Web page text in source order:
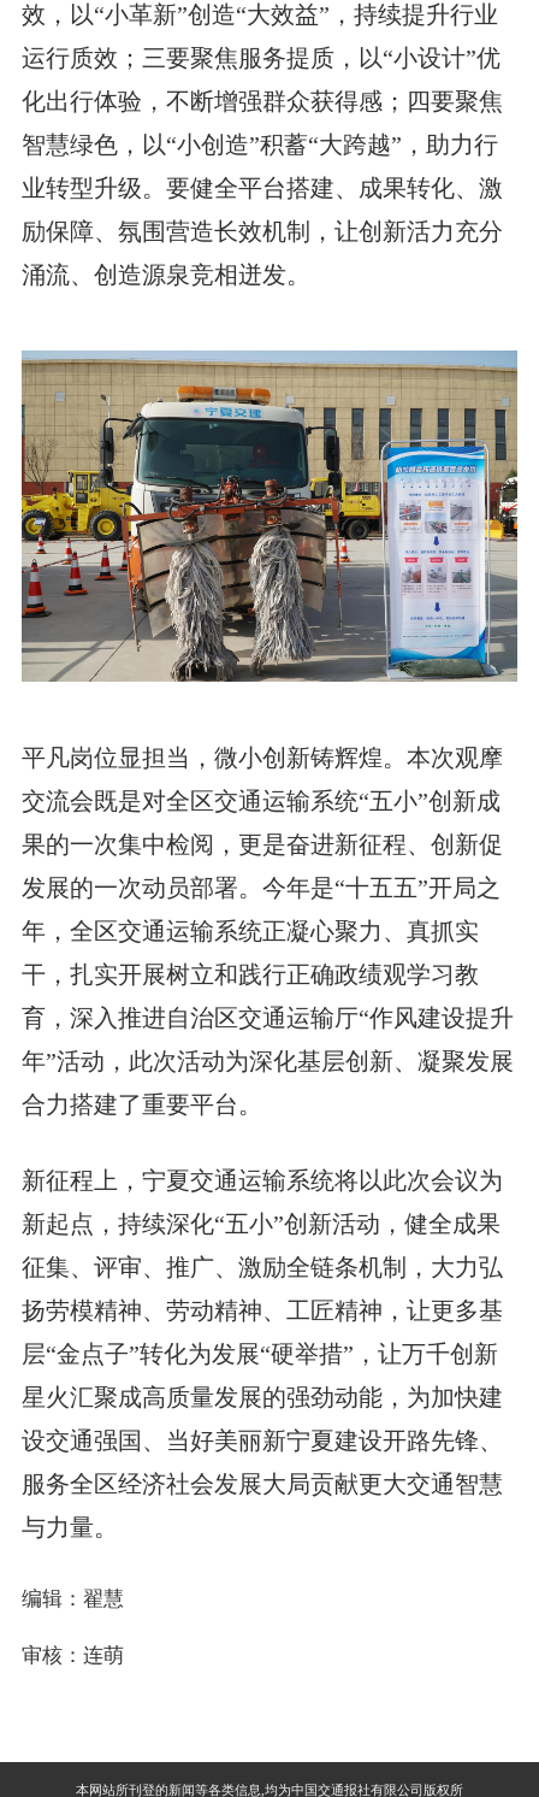
效，以“小革新”创造“大效益”，持续提升行业
运行质效；三要聚焦服务提质，以“小设计”优
化出行体验，不断增强群众获得感；四要聚焦
智慧绿色，以“小创造”积蓄“大跨越”，助力行
业转型升级。要健全平台搭建、成果转化、激
励保障、氛围营造长效机制，让创新活力充分
涌流、创造源泉竞相迸发。
平凡岗位显担当，微小创新铸辉煌。本次观摩
交流会既是对全区交通运输系统“五小”创新成
果的一次集中检阅，更是奋进新征程、创新促
发展的一次动员部署。今年是“十五五”开局之
年，全区交通运输系统正凝心聚力、真抓实
干，扎实开展树立和践行正确政绩观学习教
育，深入推进自治区交通运输厅“作风建设提升
年”活动，此次活动为深化基层创新、凝聚发展
合力搭建了重要平台。
新征程上，宁夏交通运输系统将以此次会议为
新起点，持续深化“五小”创新活动，健全成果
征集、评审、推广、激励全链条机制，大力弘
扬劳模精神、劳动精神、工匠精神，让更多基
层“金点子”转化为发展“硬举措”，让万千创新
星火汇聚成高质量发展的强劲动能，为加快建
设交通强国、当好美丽新宁夏建设开路先锋、
服务全区经济社会发展大局贡献更大交通智慧
与力量。
编辑：翟慧
审核：连萌
本网站所刊登的新闻等各类信息,均为中国交通报社有限公司版权所